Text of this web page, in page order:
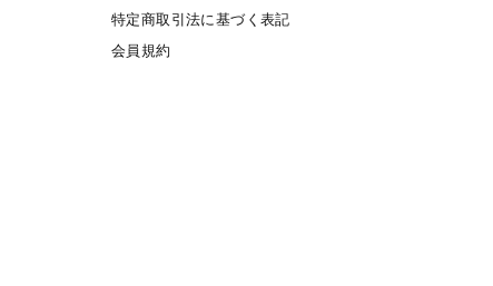
特定商取引法に基づく表記
会員規約